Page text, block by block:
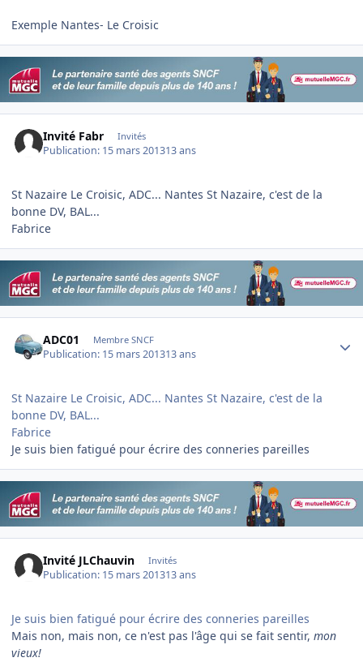
Exemple Nantes- Le Croisic
Invité Fabr Invités
Publication: 15 mars 201313 ans
St Nazaire Le Croisic, ADC... Nantes St Nazaire, c'est de la
bonne DV, BAL...
Fabrice
ADC01 Membre SNCF
Publication: 15 mars 201313 ans
St Nazaire Le Croisic, ADC... Nantes St Nazaire, c'est de la
bonne DV, BAL...
Fabrice
Je suis bien fatigué pour écrire des conneries pareilles
Invité JLChauvin Invités
Publication: 15 mars 201313 ans
Je suis bien fatigué pour écrire des conneries pareilles
Mais non, mais non, ce n'est pas l'âge qui se fait sentir, mon
vieux!